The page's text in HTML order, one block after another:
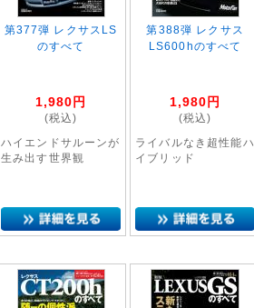
第377弾 レクサスLS
のすべて
1,980 円
(税込)
ハイエンドサルーンが
生み出す世界観
第388弾 レクサス
LS600hのすべて
1,980 円
(税込)
ライバルなき超性能ハ
イブリッド